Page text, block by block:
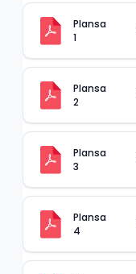
Plansa
1
Plansa
2
Plansa
3
Plansa
4